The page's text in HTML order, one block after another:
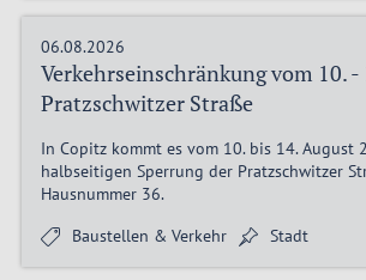
06.08.2026
Verkehrseinschränkung vom 10. -
Pratzschwitzer Straße
In Copitz kommt es vom 10. bis 14. August
halbseitigen Sperrung der Pratzschwitzer
Hausnummer 36.
Baustellen & Verkehr
Stadt